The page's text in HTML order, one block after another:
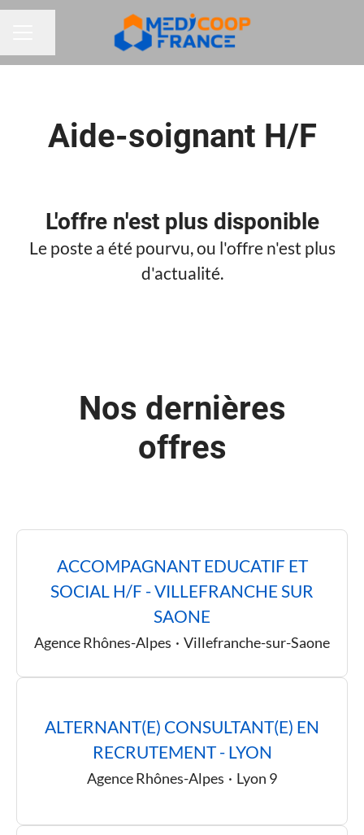
Partager la page
Aide-soignant H/F
L'offre n'est plus disponible
Le poste a été pourvu, ou l'offre n'est plus
d'actualité.
Nos dernières
offres
ACCOMPAGNANT EDUCATIF ET
SOCIAL H/F - VILLEFRANCHE SUR
SAONE
Agence Rhônes-Alpes · Villefranche-sur-Saone
ALTERNANT(E) CONSULTANT(E) EN
RECRUTEMENT - LYON
Agence Rhônes-Alpes · Lyon 9